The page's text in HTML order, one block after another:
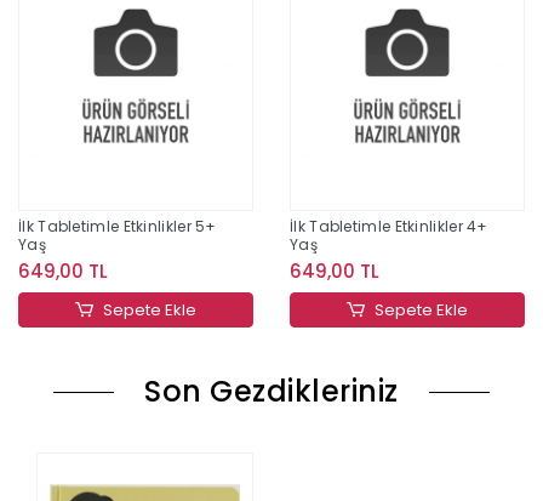
İlk Tabletimle Etkinlikler 5+
Yaş
649,00 TL
Sepete Ekle
İlk Tabletimle Etkinlikler 4+
Yaş
649,00 TL
Sepete Ekle
Son Gezdikleriniz